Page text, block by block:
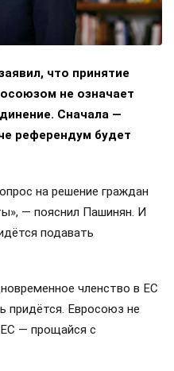
что принятие
не означает
Сначала —
референдум будет
на решение граждан
— пояснил Пашинян. И
подавать
членство в ЕС
Евросоюз не
— прощайся с